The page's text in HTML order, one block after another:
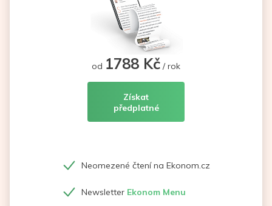
od 1788 Kč / rok
Získat
předplatné
Neomezené čtení na Ekonom.cz
Newsletter Ekonom Menu